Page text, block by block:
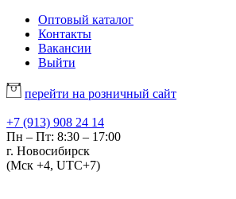
Оптовый каталог
Контакты
Вакансии
Выйти
перейти на розничный сайт
+7 (913) 908 24 14
Пн – Пт: 8:30 – 17:00
г. Новосибирск
(Мск +4, UTC+7)